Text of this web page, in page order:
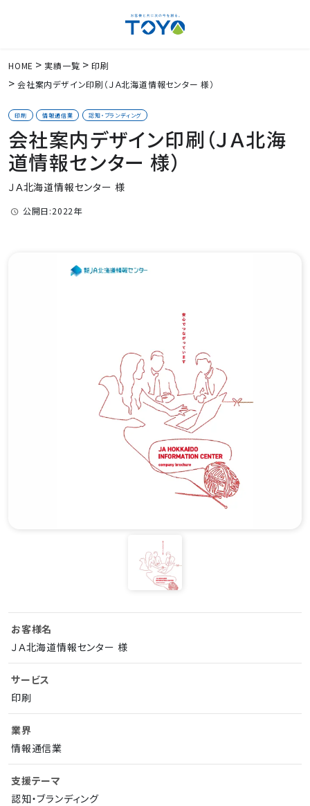
HOME 実績一覧
印刷
会社案内デザイン印刷（ＪＡ北海道情報センター 様）
印刷 情報通信業 認知・ブランディング
会社案内デザイン印刷（ＪＡ北海
道情報センター 様）
ＪＡ北海道情報センター 様
公開日:2022年
お客様名
ＪＡ北海道情報センター 様
サービス
印刷
業界
情報通信業
支援テーマ
認知・ブランディング